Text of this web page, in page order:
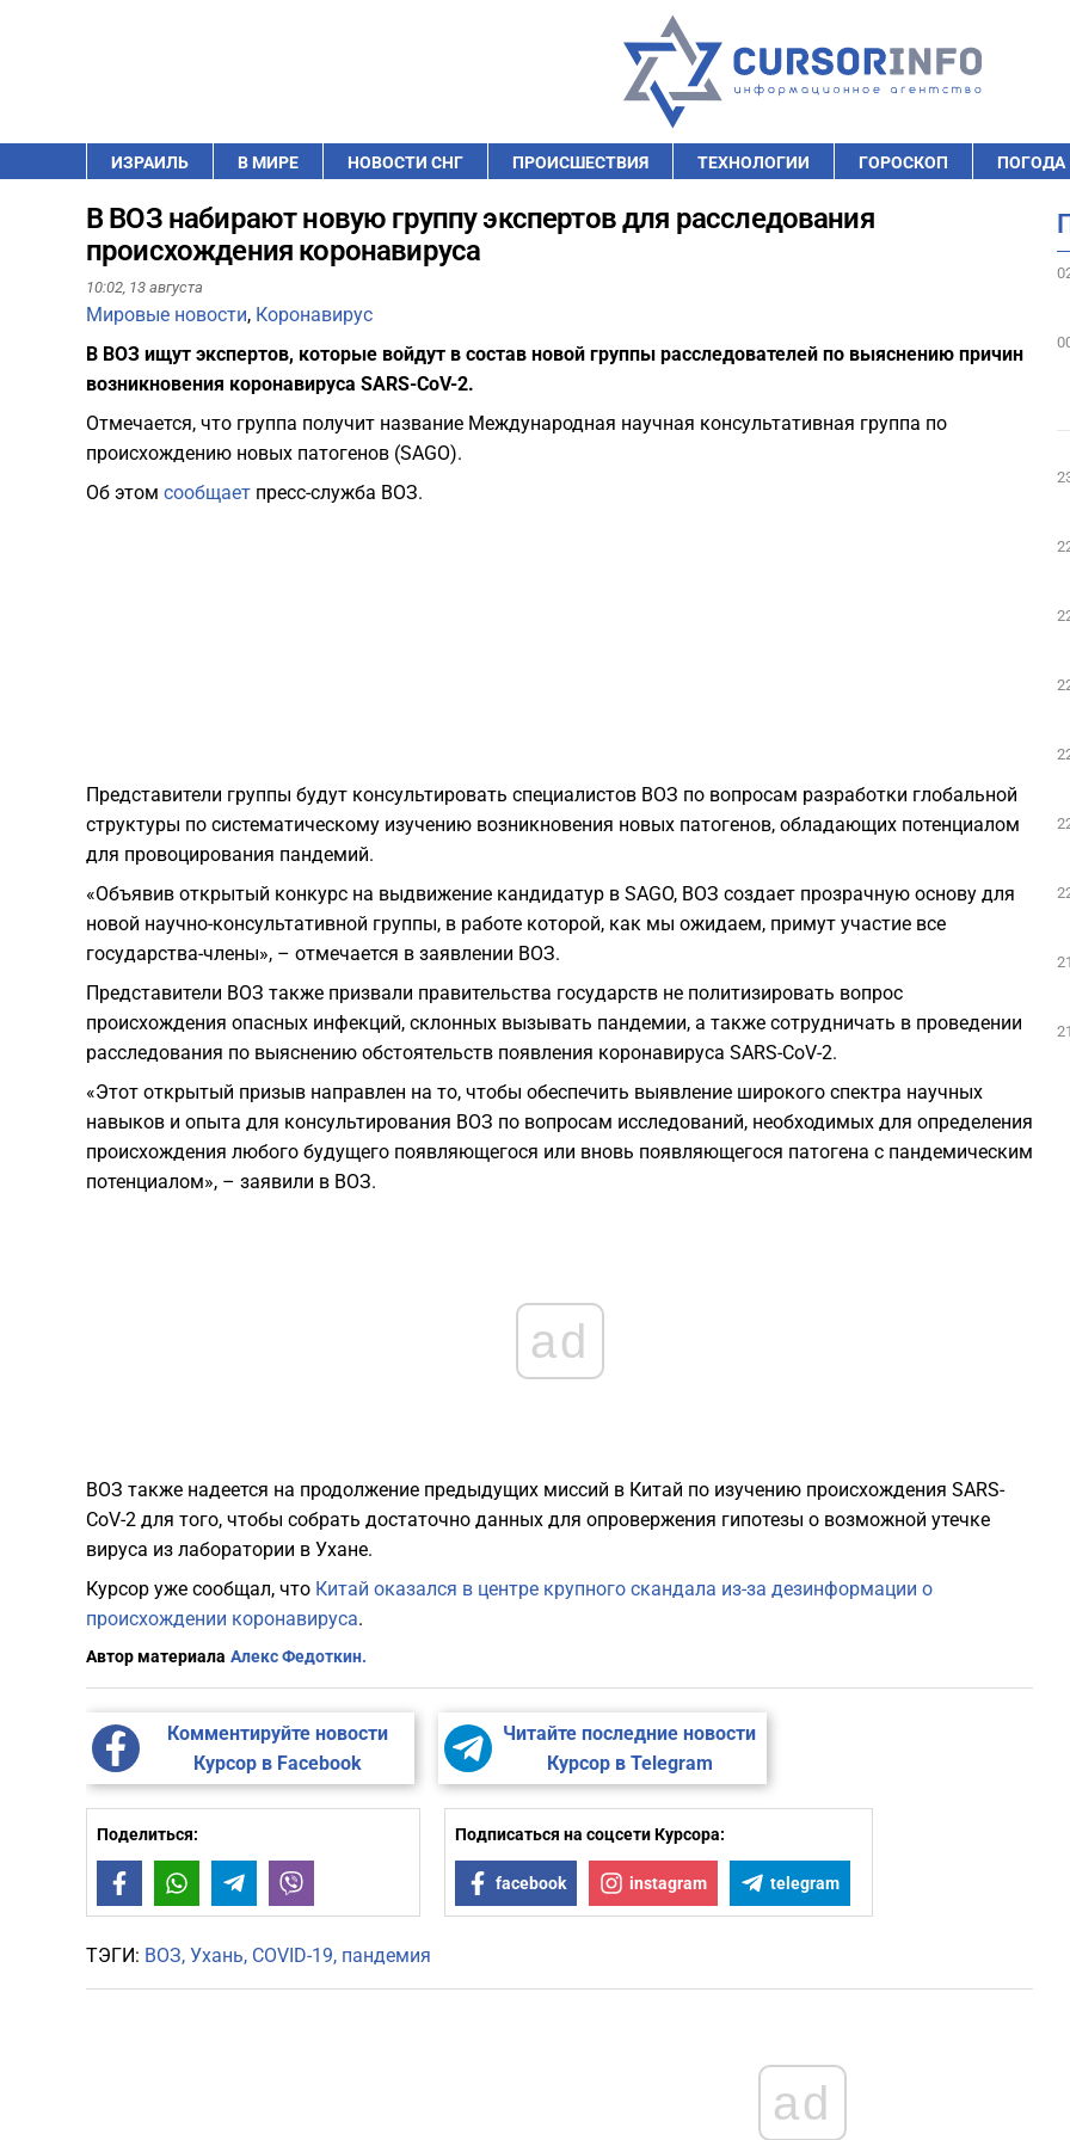
ИЗРАИЛЬ В МИРЕ НОВОСТИ СНГ ПРОИСШЕСТВИЯ ТЕХНОЛОГИИ ГОРОСКОП ПОГОДА
В ВОЗ набирают новую группу экспертов для расследования
происхождения коронавируса
10:02, 13 августа
Мировые новости, Коронавирус
В ВОЗ ищут экспертов, которые войдут в состав новой группы расследователей по выяснению причин
возникновения коронавируса SARS-CoV-2.
Отмечается, что группа получит название Международная научная консультативная группа по
происхождению новых патогенов (SAGO).
Об этом сообщает пресс-служба ВОЗ.
Представители группы будут консультировать специалистов ВОЗ по вопросам разработки глобальной
структуры по систематическому изучению возникновения новых патогенов, обладающих потенциалом
для провоцирования пандемий.
«Объявив открытый конкурс на выдвижение кандидатур в SAGO, ВОЗ создает прозрачную основу для
новой научно-консультативной группы, в работе которой, как мы ожидаем, примут участие все
государства-члены», – отмечается в заявлении ВОЗ.
Представители ВОЗ также призвали правительства государств не политизировать вопрос
происхождения опасных инфекций, склонных вызывать пандемии, а также сотрудничать в проведении
расследования по выяснению обстоятельств появления коронавируса SARS-CoV-2.
«Этот открытый призыв направлен на то, чтобы обеспечить выявление широкого спектра научных
навыков и опыта для консультирования ВОЗ по вопросам исследований, необходимых для определения
происхождения любого будущего появляющегося или вновь появляющегося патогена с пандемическим
потенциалом», – заявили в ВОЗ.
ad
ВОЗ также надеется на продолжение предыдущих миссий в Китай по изучению происхождения SARS-
CoV-2 для того, чтобы собрать достаточно данных для опровержения гипотезы о возможной утечке
вируса из лаборатории в Ухане.
Курсор уже сообщал, что Китай оказался в центре крупного скандала из-за дезинформации о
происхождении коронавируса.
Автор материала Алекс Федоткин.
Комментируйте новости
Курсор в Facebook
Читайте последние новости
Курсор в Telegram
Поделиться:
FacebookWhatsAppTelegram
Подписаться на соцсети Курсора:
facebook instagram telegram
ТЭГИ: ВОЗ Ухань COVID-19 пандемия
ad